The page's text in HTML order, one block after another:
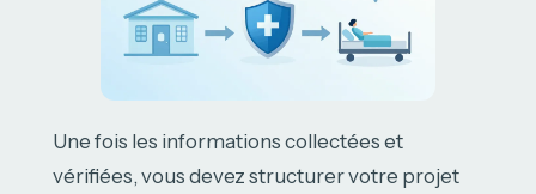
Une fois les informations collectées et
vérifiées, vous devez structurer votre projet